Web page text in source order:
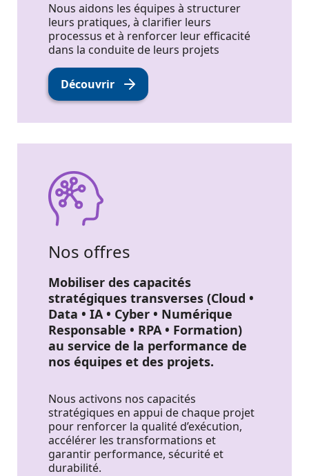
Nous aidons les équipes à structurer
leurs pratiques, à clarifier leurs
processus et à renforcer leur efficacité
dans la conduite de leurs projets
Découvrir
Nos offres
Mobiliser des capacités
stratégiques transverses (Cloud •
Data • IA • Cyber • Numérique
Responsable • RPA • Formation)
au service de la performance de
nos équipes et des projets.
Nous activons nos capacités
stratégiques en appui de chaque projet
pour renforcer la qualité d’exécution,
accélérer les transformations et
garantir performance, sécurité et
durabilité.